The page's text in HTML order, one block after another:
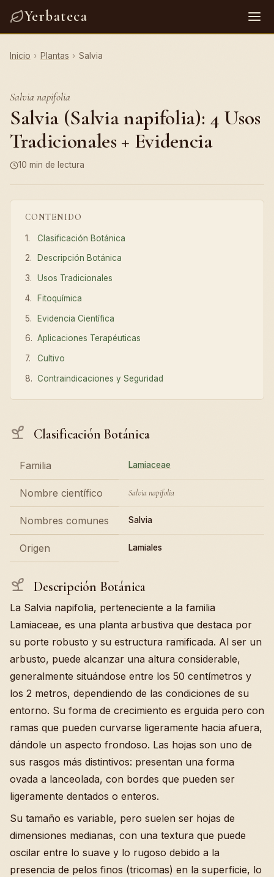
Yerbateca
Inicio › Plantas › Salvia
Salvia napifolia
Salvia (Salvia napifolia): 4 Usos
Tradicionales + Evidencia
10 min de lectura
CONTENIDO
Clasificación Botánica
Descripción Botánica
Usos Tradicionales
Fitoquímica
Evidencia Científica
Aplicaciones Terapéuticas
Cultivo
Contraindicaciones y Seguridad
Clasificación Botánica
Familia Lamiaceae
Nombre científico Salvia napifolia
Nombres comunes Salvia
Origen Lamiales
Descripción Botánica
La Salvia napifolia, perteneciente a la familia
Lamiaceae, es una planta arbustiva que destaca por
su porte robusto y su estructura ramificada. Al ser un
arbusto, puede alcanzar una altura considerable,
generalmente situándose entre los 50 centímetros y
los 2 metros, dependiendo de las condiciones de su
entorno. Su forma de crecimiento es erguida pero con
ramas que pueden curvarse ligeramente hacia afuera,
dándole un aspecto frondoso. Las hojas son uno de
sus rasgos más distintivos: presentan una forma
ovada a lanceolada, con bordes que pueden ser
ligeramente dentados o enteros.
Su tamaño es variable, pero suelen ser hojas de
dimensiones medianas, con una textura que puede
oscilar entre lo suave y lo rugoso debido a la
presencia de pelos finos (tricomas) en la superficie, lo